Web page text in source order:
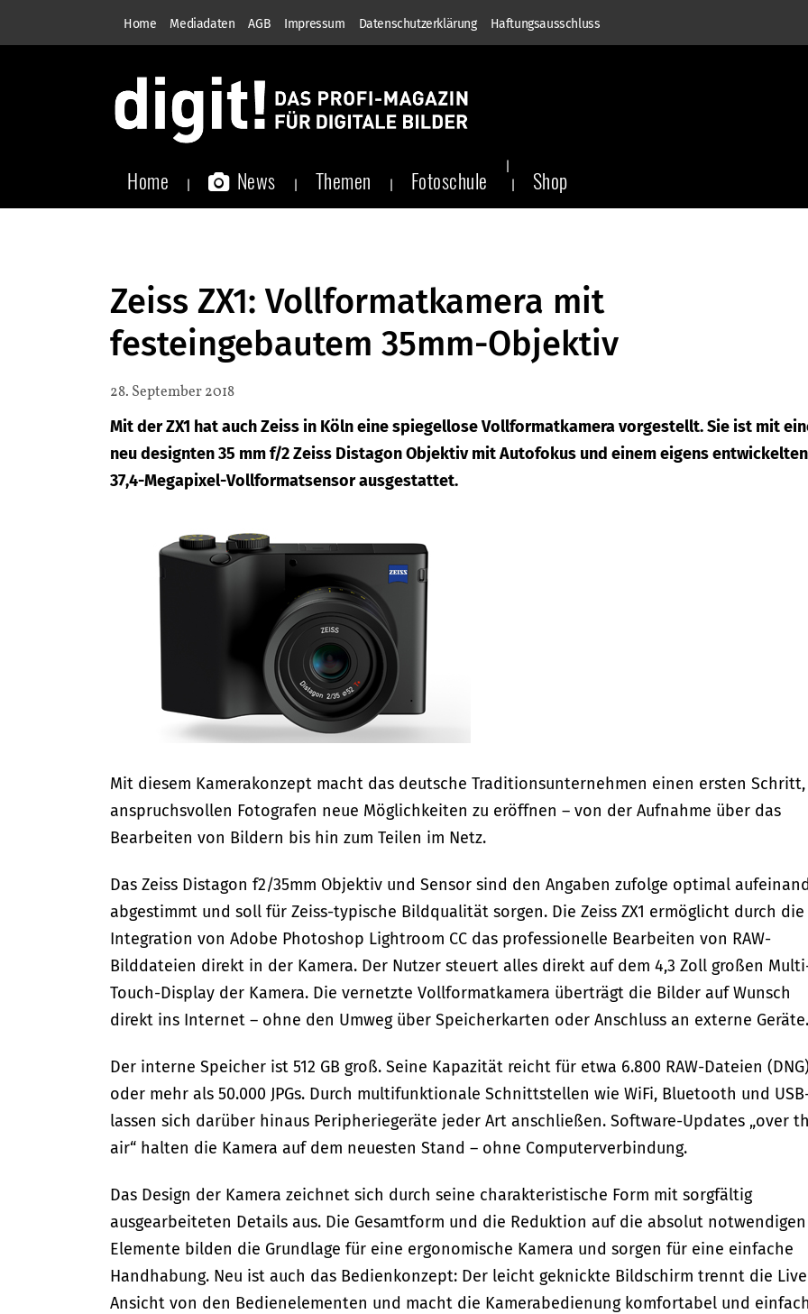
Home Mediadaten AGB Impressum Datenschutzerklärung Haftungsausschluss
Home News Themen Fotoschule Shop
Zeiss ZX1: Vollformatkamera mit
festeingebautem 35mm-Objektiv
28. September 2018
Mit der ZX1 hat auch Zeiss in Köln eine spiegellose Vollformatkamera vorgestellt. Sie ist mit
neu designten 35 mm f/2 Zeiss Distagon Objektiv mit Autofokus und einem eigens entwickelten
37,4-Megapixel-Vollformatsensor ausgestattet.
Mit diesem Kamerakonzept macht das deutsche Traditionsunternehmen einen ersten Schritt,
anspruchsvollen Fotografen neue Möglichkeiten zu eröffnen – von der Aufnahme über das
Bearbeiten von Bildern bis hin zum Teilen im Netz.
Das Zeiss Distagon f2/35mm Objektiv und Sensor sind den Angaben zufolge optimal
abgestimmt und soll für Zeiss-typische Bildqualität sorgen. Die Zeiss ZX1 ermöglicht durch die
Integration von Adobe Photoshop Lightroom CC das professionelle Bearbeiten von RAW-
Bilddateien direkt in der Kamera. Der Nutzer steuert alles direkt auf dem 4,3 Zoll großen
Touch-Display der Kamera. Die vernetzte Vollformatkamera überträgt die Bilder auf Wunsch
direkt ins Internet – ohne den Umweg über Speicherkarten oder Anschluss an externe Geräte.
Der interne Speicher ist 512 GB groß. Seine Kapazität reicht für etwa 6.800 RAW-Dateien (DNG)
oder mehr als 50.000 JPGs. Durch multifunktionale Schnittstellen wie WiFi, Bluetooth und
lassen sich darüber hinaus Peripheriegeräte jeder Art anschließen. Software-Updates „over
air“ halten die Kamera auf dem neuesten Stand – ohne Computerverbindung.
Das Design der Kamera zeichnet sich durch seine charakteristische Form mit sorgfältig
ausgearbeiteten Details aus. Die Gesamtform und die Reduktion auf die absolut notwendigen
Elemente bilden die Grundlage für eine ergonomische Kamera und sorgen für eine einfache
Handhabung. Neu ist auch das Bedienkonzept: Der leicht geknickte Bildschirm trennt die
Ansicht von den Bedienelementen und macht die Kamerabedienung komfortabel und